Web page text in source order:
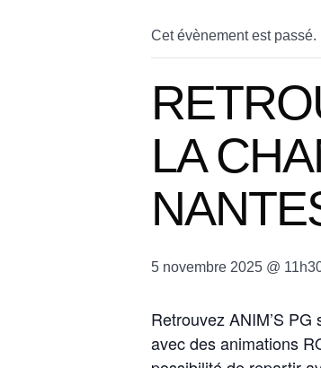
Cet évènement est passé.
LA
5 novembre 2025 @
Retrouvez ANIM’S
avec des animations